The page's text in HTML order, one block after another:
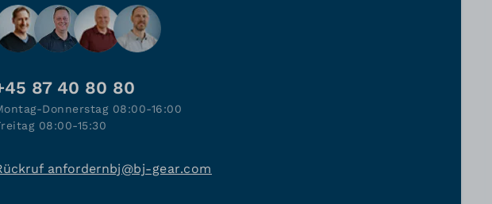
87 40 80 80
Donnerstag 08:00-16:00
08:00-15:30
anfordernbj@bj-gear.com